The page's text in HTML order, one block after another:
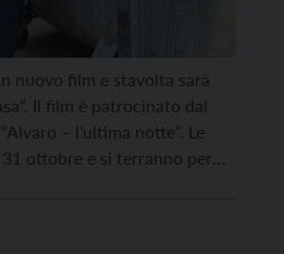
nuovo film e stavolta sarà
Il film è patrocinato dal
– l’ultima notte”. Le
ottobre e si terranno per